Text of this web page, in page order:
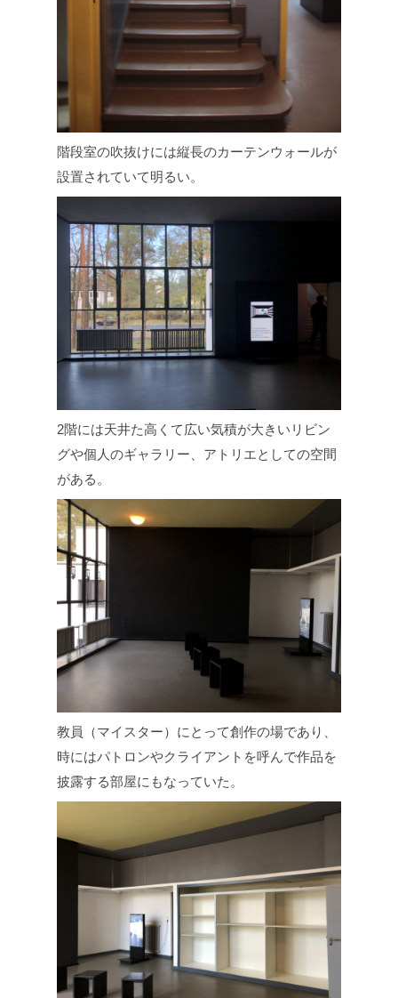
階段室の吹抜けには縦長のカーテンウォールが
設置されていて明るい。
2階には天井た高くて広い気積が大きいリビン
グや個人のギャラリー、アトリエとしての空間
がある。
教員（マイスター）にとって創作の場であり、
時にはパトロンやクライアントを呼んで作品を
披露する部屋にもなっていた。